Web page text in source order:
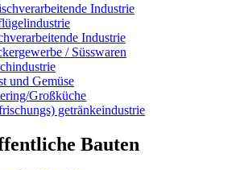
Industrie
Industrie
/ Süsswaren
und Gemüse
Großküche
getränkeindustrie
Bauten